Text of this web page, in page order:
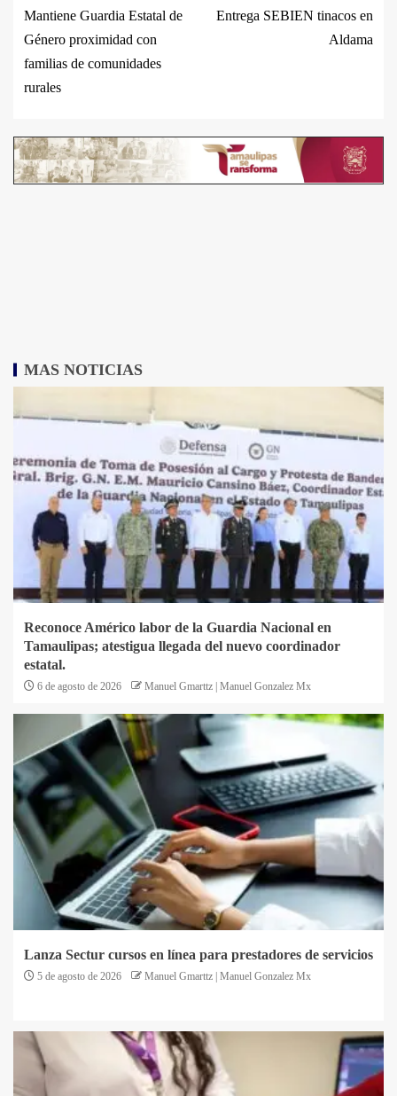
Mantiene Guardia Estatal de
Género proximidad con
familias de comunidades
rurales
Entrega SEBIEN tinacos en
Aldama
MAS NOTICIAS
Reconoce Américo labor de la Guardia Nacional en
Tamaulipas; atestigua llegada del nuevo coordinador
estatal.
6 de agosto de 2026 Manuel Gmarttz | Manuel Gonzalez Mx
Lanza Sectur cursos en línea para prestadores de servicios
5 de agosto de 2026 Manuel Gmarttz | Manuel Gonzalez Mx